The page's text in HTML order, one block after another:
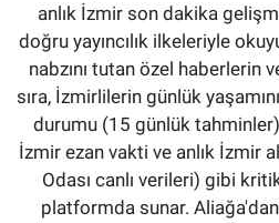
anlık İzmir son dakika
doğru yayıncılık ilkeleriyle
nabzını tutan özel haberlerin
sıra, İzmirlilerin günlük
durumu (15 günlük
İzmir ezan vakti ve anlık İzmir
Odası canlı verileri) gibi
platformda sunar.